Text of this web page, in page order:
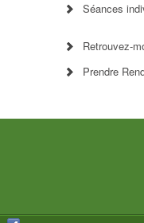
Séances
Retrouvez-
Prendre